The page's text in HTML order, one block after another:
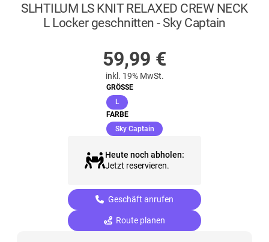
SLHTILUM LS KNIT RELAXED CREW NECK
L Locker geschnitten - Sky Captain
59,99 €
inkl. 19% MwSt.
GRÖSSE
L(ausgewählt)
FARBE
Sky Captain(ausgewählt)
Heute noch abholen:
Jetzt reservieren.
Geschäft anrufen
Route planen